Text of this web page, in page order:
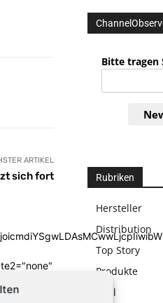
ARTIKEL
sich fort
Bitte tragen
Rubriken
Hersteller
Distribution
Top Story
Produkte
Etail